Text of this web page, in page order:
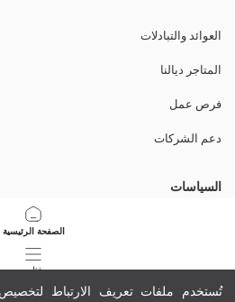
تُستخدم ملفات تعريف الارتباط لتخصيص
الصفحة الرئيسية
فئات
العوائد والتبادلات
المتاجر ديالنا
فرص عمل
دعم الشركات
السياسات
شروط الاستعمال